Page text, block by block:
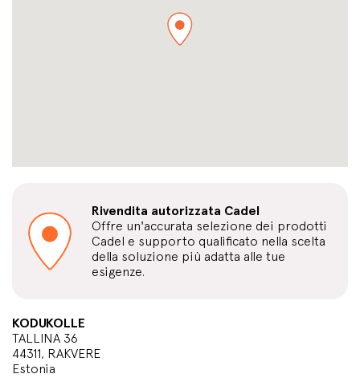
Rivendita autorizzata Cadel
Offre un'accurata selezione dei prodotti
Cadel e supporto qualificato nella scelta
della soluzione più adatta alle tue
esigenze.
KODUKOLLE
TALLINA 36
44311, RAKVERE
Estonia